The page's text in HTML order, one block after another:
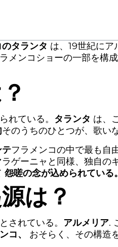
タランタ は、19世紀に
メンコショーの一部を構
れている。 タランタ は、
そのうちのひとつが、歌い
テフラメンコの中で最も自
ゲーニャと同様、独自
怨嗟の念が込められている。
は？
されている。 アルメリア.
コ、 おそらく、その構造